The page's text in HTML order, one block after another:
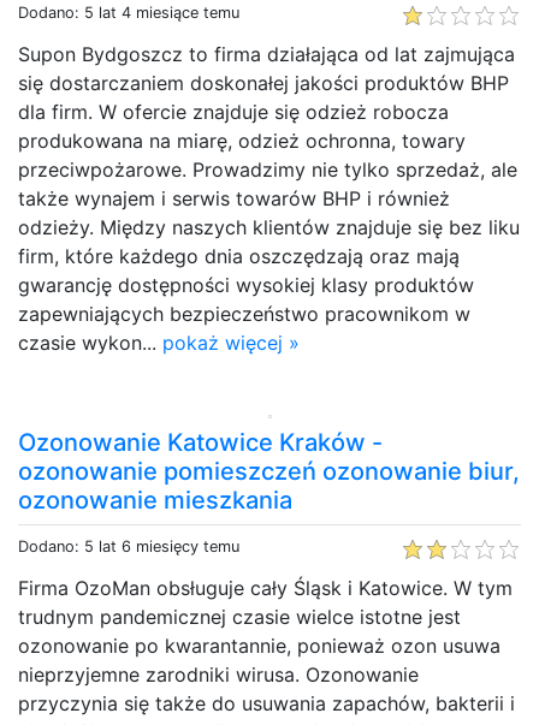
Dodano: 5 lat 4 miesiące temu
Supon Bydgoszcz to firma działająca od lat zajmująca
się dostarczaniem doskonałej jakości produktów BHP
dla firm. W ofercie znajduje się odzież robocza
produkowana na miarę, odzież ochronna, towary
przeciwpożarowe. Prowadzimy nie tylko sprzedaż, ale
także wynajem i serwis towarów BHP i również
odzieży. Między naszych klientów znajduje się bez liku
firm, które każdego dnia oszczędzają oraz mają
gwarancję dostępności wysokiej klasy produktów
zapewniających bezpieczeństwo pracownikom w
czasie wykon... pokaż więcej »
Ozonowanie Katowice Kraków -
ozonowanie pomieszczeń ozonowanie biur,
ozonowanie mieszkania
Dodano: 5 lat 6 miesięcy temu
Firma OzoMan obsługuje cały Śląsk i Katowice. W tym
trudnym pandemicznej czasie wielce istotne jest
ozonowanie po kwarantannie, ponieważ ozon usuwa
nieprzyjemne zarodniki wirusa. Ozonowanie
przyczynia się także do usuwania zapachów, bakterii i